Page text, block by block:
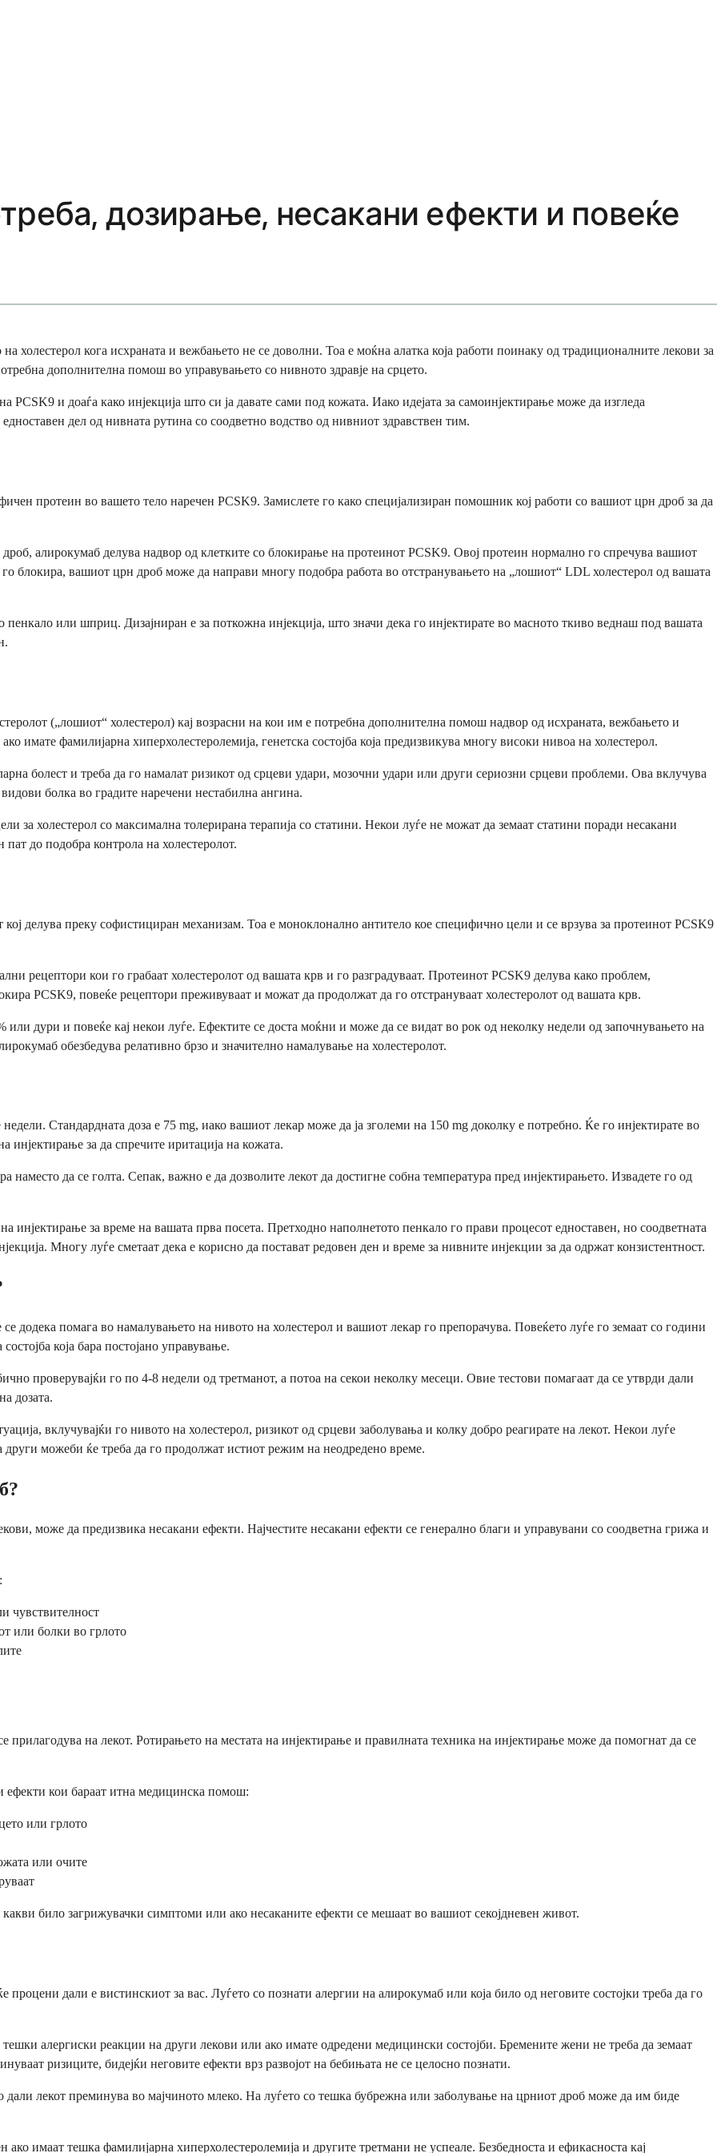
дозирање, несакани ефекти и повеќе
холестерол кога исхраната и вежбањето не се доволни. Тоа е моќна алатка која работи поинаку од традиционалните лекови за
дополнителна помош во управувањето со нивното здравје на срцето.
и доаѓа како инјекција што си ја давате сами под кожата. Иако идејата за самоинјектирање може да изгледа
дел од нивната рутина со соодветно водство од нивниот здравствен тим.
протеин во вашето тело наречен PCSK9. Замислете го како специјализиран помошник кој работи со вашиот црн дроб за да
алирокумаб делува надвор од клетките со блокирање на протеинот PCSK9. Овој протеин нормално го спречува вашиот
блокира, вашиот црн дроб може да направи многу подобра работа во отстранувањето на „лошиот“ LDL холестерол од вашата
пенкало или шприц. Дизајниран е за поткожна инјекција, што значи дека го инјектирате во масното ткиво веднаш под вашата
(„лошиот“ холестерол) кај возрасни на кои им е потребна дополнителна помош надвор од исхраната, вежбањето и
имате фамилијарна хиперхолестеролемија, генетска состојба која предизвикува многу високи нивоа на холестерол.
болест и треба да го намалат ризикот од срцеви удари, мозочни удари или други сериозни срцеви проблеми. Ова вклучува
болка во градите наречени нестабилна ангина.
за холестерол со максимална толерирана терапија со статини. Некои луѓе не можат да земаат статини поради несакани
до подобра контрола на холестеролот.
делува преку софистициран механизам. Тоа е моноклонално антитело кое специфично цели и се врзува за протеинот PCSK9
рецептори кои го грабаат холестеролот од вашата крв и го разградуваат. Протеинот PCSK9 делува како проблем,
PCSK9, повеќе рецептори преживуваат и можат да продолжат да го отстрануваат холестеролот од вашата крв.
дури и повеќе кај некои луѓе. Ефектите се доста моќни и може да се видат во рок од неколку недели од започнувањето на
обезбедува релативно брзо и значително намалување на холестеролот.
Стандардната доза е 75 mg, иако вашиот лекар може да ја зголеми на 150 mg доколку е потребно. Ќе го инјектирате во
инјектирање за да спречите иритација на кожата.
наместо да се голта. Сепак, важно е да дозволите лекот да достигне собна температура пред инјектирањето. Извадете го од
инјектирање за време на вашата прва посета. Претходно наполнетото пенкало го прави процесот едноставен, но соодветната
Многу луѓе сметаат дека е корисно да постават редовен ден и време за нивните инјекции за да одржат конзистентност.
додека помага во намалувањето на нивото на холестерол и вашиот лекар го препорачува. Повеќето луѓе го земаат со години
која бара постојано управување.
проверувајќи го по 4-8 недели од третманот, а потоа на секои неколку месеци. Овие тестови помагаат да се утврди дали
дозата.
вклучувајќи го нивото на холестерол, ризикот од срцеви заболувања и колку добро реагирате на лекот. Некои луѓе
други можеби ќе треба да го продолжат истиот режим на неодредено време.
може да предизвика несакани ефекти. Најчестите несакани ефекти се генерално благи и управувани со соодветна грижа и
чувствителност
или болки во грлото
прилагодува на лекот. Ротирањето на местата на инјектирање и правилната техника на инјектирање може да помогнат да се
ефекти кои бараат итна медицинска помош:
или грлото
или очите
било загрижувачки симптоми или ако несаканите ефекти се мешаат во вашиот секојдневен живот.
дали е вистинскиот за вас. Луѓето со познати алергии на алирокумаб или која било од неговите состојки треба да го
алергиски реакции на други лекови или ако имате одредени медицински состојби. Бремените жени не треба да земаат
ризиците, бидејќи неговите ефекти врз развојот на бебињата не се целосно познати.
дали лекот преминува во мајчиното млеко. На луѓето со тешка бубрежна или заболување на црниот дроб може да им биде
имаат тешка фамилијарна хиперхолестеролемија и другите третмани не успеале. Безбедноста и ефикасноста кај